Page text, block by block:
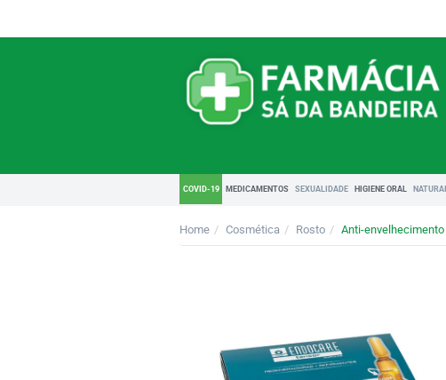
COVID-19 MEDICAMENTOS SEXUALIDADE HIGIENE ORAL
Home Cosmética Rosto Anti-envelhecimento